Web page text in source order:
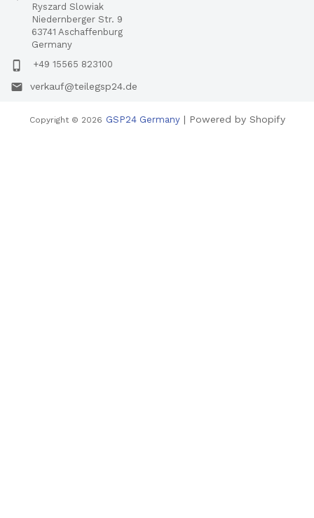
Ryszard Slowiak
Niedernberger Str. 9
63741 Aschaffenburg
Germany
+49 15565 823100
verkauf@teilegsp24.de
Copyright © 2026 GSP24 Germany| Powered by Shopify